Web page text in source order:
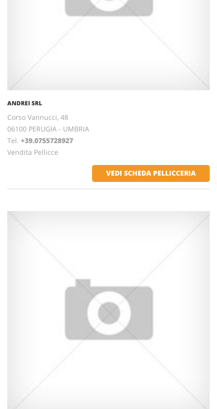
ANDREI SRL
Corso Vannucci, 48
06100 PERUGIA - UMBRIA
Tel. +39.0755728927
Vendita Pellicce
VEDI SCHEDA PELLICCERIA